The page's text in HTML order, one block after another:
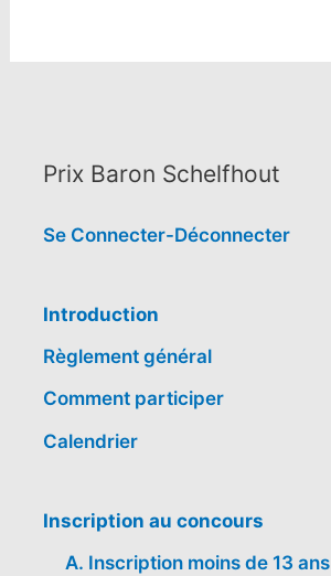
Prix Baron Schelfhout
Se Connecter-Déconnecter
Introduction
Règlement général
Comment participer
Calendrier
Inscription au concours
A. Inscription moins de 13 ans